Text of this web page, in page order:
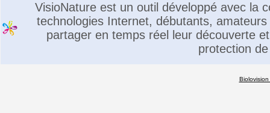
VisioNature est un outil développé avec la
technologies Internet, débutants,
partager en temps réel leur découverte
protection
Biolovision